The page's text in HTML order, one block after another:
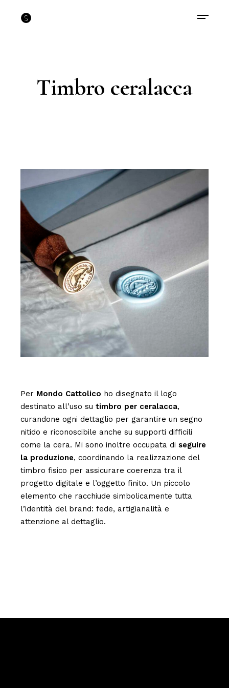
Timbro ceralacca
Per Mondo Cattolico ho disegnato il logo
destinato all’uso sutimbro per ceralacca,
curandone ogni dettaglio per garantire un segno
nitido e riconoscibile anche su supporti difficili
come la cera. Mi sono inoltre occupata diseguire
la produzione, coordinando la realizzazione del
timbro fisico per assicurare coerenza tra il
progetto digitale e l’oggetto finito. Un piccolo
elemento che racchiude simbolicamente tutta
l’identità del brand: fede, artigianalità e
attenzione al dettaglio.